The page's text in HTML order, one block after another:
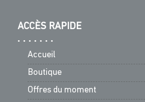
ACCÈS RAPIDE
Accueil
Boutique
Offres du moment